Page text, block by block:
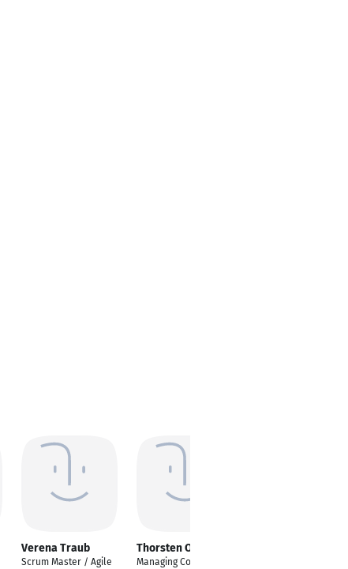
Verena Traub
Scrum Master / Agile
Thorsten Otremba
Managing Consultant